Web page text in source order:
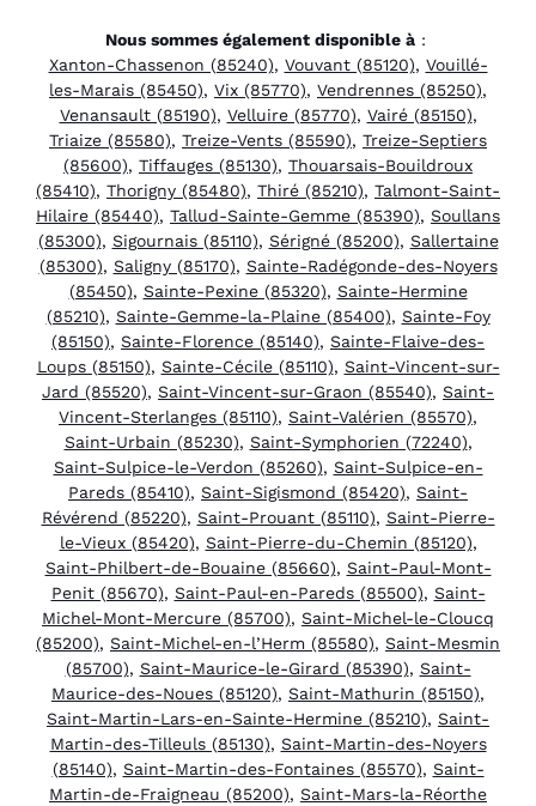
Nous sommes également disponible à:
Xanton-Chassenon (85240), Vouvant (85120), Vouillé-
les-Marais (85450), Vix (85770), Vendrennes (85250),
Venansault (85190), Velluire (85770), Vairé (85150),
Triaize (85580), Treize-Vents (85590), Treize-Septiers
(85600), Tiffauges (85130), Thouarsais-Bouildroux
(85410), Thorigny (85480), Thiré (85210), Talmont-Saint-
Hilaire (85440), Tallud-Sainte-Gemme (85390), Soullans
(85300), Sigournais (85110), Sérigné (85200), Sallertaine
(85300), Saligny (85170), Sainte-Radégonde-des-Noyers
(85450), Sainte-Pexine (85320), Sainte-Hermine
(85210), Sainte-Gemme-la-Plaine (85400), Sainte-Foy
(85150), Sainte-Florence (85140), Sainte-Flaive-des-
Loups (85150), Sainte-Cécile (85110), Saint-Vincent-sur-
Jard (85520), Saint-Vincent-sur-Graon (85540), Saint-
Vincent-Sterlanges (85110), Saint-Valérien (85570),
Saint-Urbain (85230), Saint-Symphorien (72240),
Saint-Sulpice-le-Verdon (85260), Saint-Sulpice-en-
Pareds (85410), Saint-Sigismond (85420), Saint-
Révérend (85220), Saint-Prouant (85110), Saint-Pierre-
le-Vieux (85420), Saint-Pierre-du-Chemin (85120),
Saint-Philbert-de-Bouaine (85660), Saint-Paul-Mont-
Penit (85670), Saint-Paul-en-Pareds (85500), Saint-
Michel-Mont-Mercure (85700), Saint-Michel-le-Cloucq
(85200), Saint-Michel-en-l’Herm (85580), Saint-Mesmin
(85700), Saint-Maurice-le-Girard (85390), Saint-
Maurice-des-Noues (85120), Saint-Mathurin (85150),
Saint-Martin-Lars-en-Sainte-Hermine (85210), Saint-
Martin-des-Tilleuls (85130), Saint-Martin-des-Noyers
(85140), Saint-Martin-des-Fontaines (85570), Saint-
Martin-de-Fraigneau (85200), Saint-Mars-la-Réorthe